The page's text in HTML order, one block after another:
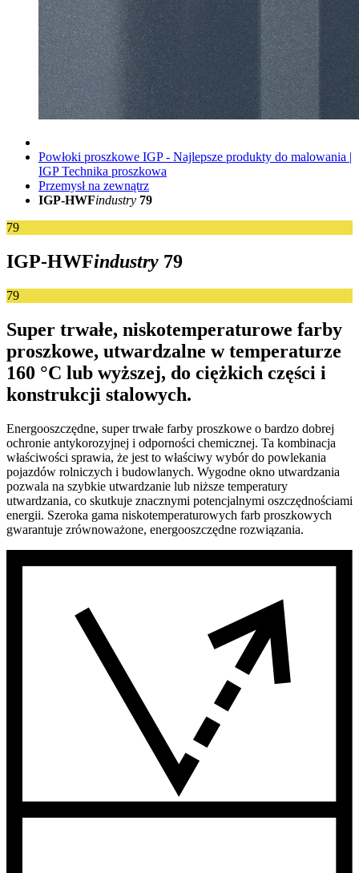
Powłoki proszkowe IGP - Najlepsze produkty do malowania |
IGP Technika proszkowa
Przemysł na zewnątrz
IGP-HWFindustry 79
79
IGP-HWFindustry 79
79
Super trwałe, niskotemperaturowe farby
proszkowe, utwardzalne w temperaturze
160 °C lub wyższej, do ciężkich części i
konstrukcji stalowych.
Energooszczędne, super trwałe farby proszkowe o bardzo dobrej
ochronie antykorozyjnej i odporności chemicznej. Ta kombinacja
właściwości sprawia, że jest to właściwy wybór do powlekania
pojazdów rolniczych i budowlanych. Wygodne okno utwardzania
pozwala na szybkie utwardzanie lub niższe temperatury
utwardzania, co skutkuje znacznymi potencjalnymi oszczędnościami
energii. Szeroka gama niskotemperaturowych farb proszkowych
gwarantuje zrównoważone, energooszczędne rozwiązania.